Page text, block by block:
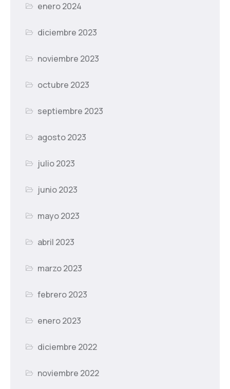
enero 2024
diciembre 2023
noviembre 2023
octubre 2023
septiembre 2023
agosto 2023
julio 2023
junio 2023
mayo 2023
abril 2023
marzo 2023
febrero 2023
enero 2023
diciembre 2022
noviembre 2022